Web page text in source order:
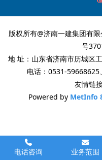
版权所有@济南一建集团有限
号
地 址：山东省济南市历城区
电话：0531-59668625
友情链
Powered by MetInfo
电话咨询 业务范围